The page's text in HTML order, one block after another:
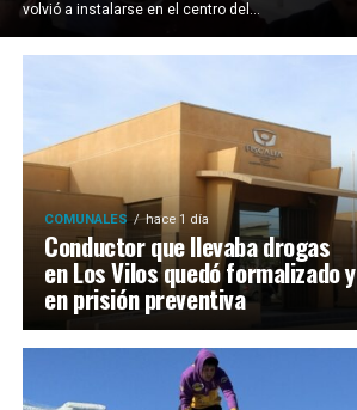
volvió a instalarse en el centro del...
COMUNALES hace 1 día
Conductor que llevaba drogas
en Los Vilos quedó formalizado y
en prisión preventiva